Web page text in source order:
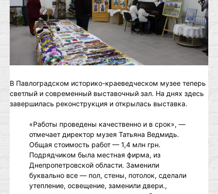
В Павлоградском историко-краеведческом музее теперь
светлый и современный выставочный зал. На днях здесь
завершилась реконструкция и открылась выставка.
«Работы проведены качественно и в срок», —
отмечает директор музея Татьяна Ведмидь.
Общая стоимость работ — 1,4 млн грн.
Подрядчиком была местная фирма, из
Днепропетровской области. Заменили
буквально все — пол, стены, потолок, сделали
утепление, освещение, заменили двери.,